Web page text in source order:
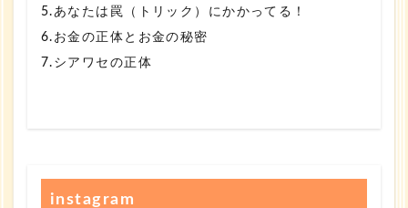
5.あなたは罠（トリック）にかかってる！
6.お金の正体とお金の秘密
7.シアワセの正体
instagram